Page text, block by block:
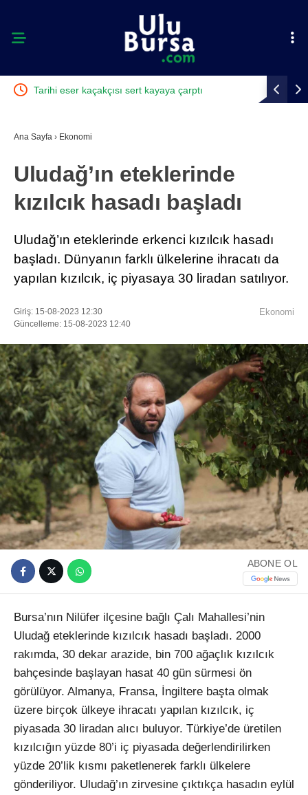
Tarihi eser kaçakçısı sert kayaya çarptı
Ana Sayfa › Ekonomi
Uludağ’ın eteklerinde
kızılcık hasadı başladı
Uludağ’ın eteklerinde erkenci kızılcık hasadı
başladı. Dünyanın farklı ülkelerine ihracatı da
yapılan kızılcık, iç piyasaya 30 liradan satılıyor.
Giriş: 15-08-2023 12:30
Güncelleme: 15-08-2023 12:40
Ekonomi
ABONE OL
Bursa’nın Nilüfer ilçesine bağlı Çalı Mahallesi’nin
Uludağ eteklerinde kızılcık hasadı başladı. 2000
rakımda, 30 dekar arazide, bin 700 ağaçlık kızılcık
bahçesinde başlayan hasat 40 gün sürmesi ön
görülüyor. Almanya, Fransa, İngiltere başta olmak
üzere birçok ülkeye ihracatı yapılan kızılcık, iç
piyasada 30 liradan alıcı buluyor. Türkiye’de üretilen
kızılcığın yüzde 80’i iç piyasada değerlendirilirken
yüzde 20’lik kısmı paketlenerek farklı ülkelere
gönderiliyor. Uludağ’ın zirvesine çıktıkça hasadın eylül